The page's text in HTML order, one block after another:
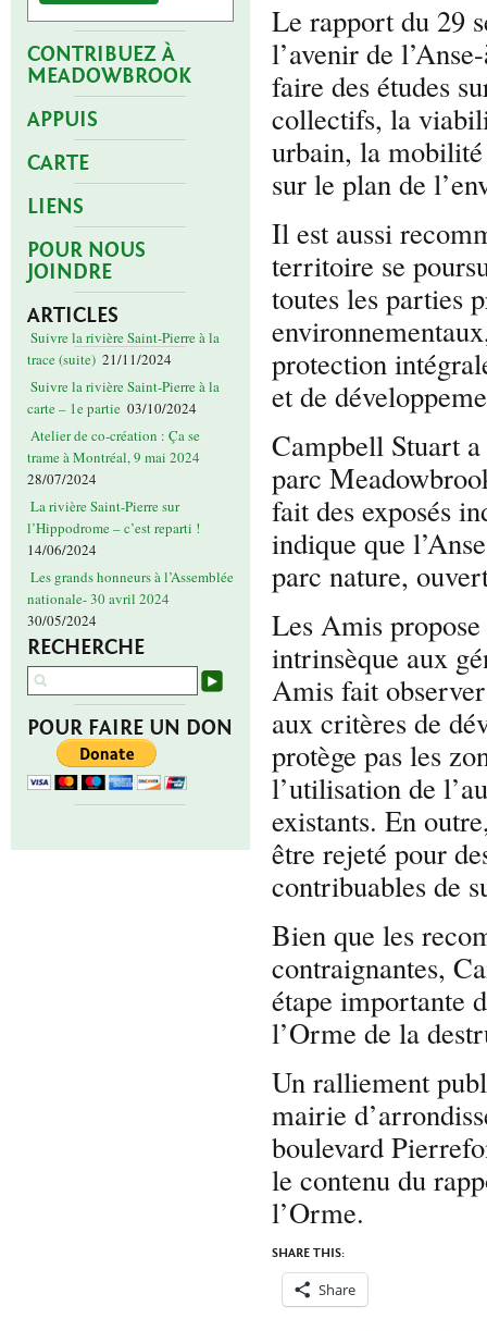
CONTRIBUEZ À
MEADOWBROOK
APPUIS
CARTE
LIENS
POUR NOUS
JOINDRE
ARTICLES
Suivre la rivière Saint-Pierre à la
trace (suite) 21/11/2024
Suivre la rivière Saint-Pierre à la
carte – 1e partie 03/10/2024
Atelier de co-création : Ça se
trame à Montréal, 9 mai 2024
28/07/2024
La rivière Saint-Pierre sur
l’Hippodrome – c’est reparti !
14/06/2024
Les grands honneurs à l’Assemblée
nationale- 30 avril 2024
30/05/2024
RECHERCHE
POUR FAIRE UN DON
Le rapport du 29
l’avenir de
faire des études
collectifs, la
urbain, la mobilité
sur le plan de
Il est aussi
territoire se
toutes les parties
protection
et de
Campbell Stuart
parc
fait des exposés
indique que
parc nature,
Les Amis
intrinsèque aux
Amis fait
aux critères de
protège pas les
l’utilisation de
existants. En
être rejeté pour
contribuables de
Bien que les
contraignantes,
étape importante
l’Orme de la
Un ralliement
mairie
boulevard
le contenu du
l’Orme.
SHARE THIS:
Share